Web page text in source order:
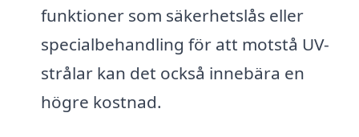
funktioner som säkerhetslås eller
specialbehandling för att motstå UV-
strålar kan det också innebära en
högre kostnad.